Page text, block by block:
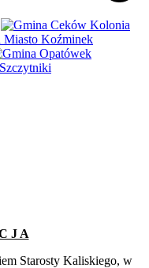
J A
Starosty Kaliskiego, w